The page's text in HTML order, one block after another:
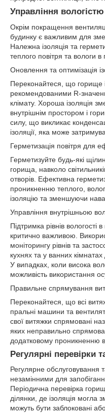
Управління
Окрім покращення
будинку є важливим для
Належна ізоляція та
теплого повітря та вологи в
Оновлення та оптимізація
Переконайтеся, що горище
рекомендованими R-
клімату. Хороша ізоляція
внутрішнім простором і
силу, що викликає
ізоляції, яка може
Герметизація повітря для
Герметизуйте будь-які
горища, навколо
отворів. Ефективна
проникненню теплого,
ізоляцію та зменшуючи
Управління внутрішньою
Підтримка рівнів
критично важливою.
моніторингу рівнів та
кухнях та у ванних
У випадках, коли висока
можливість використання
Правильне спрямування
Переконайтеся, що всі
пральні машини та
свої витяжки спрямовані
яких неправильно
додатковому проникненню
Регулярні перевірки
Регулярне обслуговування
незамінними для
Періодична перевірка
ділянки, де ізоляція могла
можуть бути заблоковані